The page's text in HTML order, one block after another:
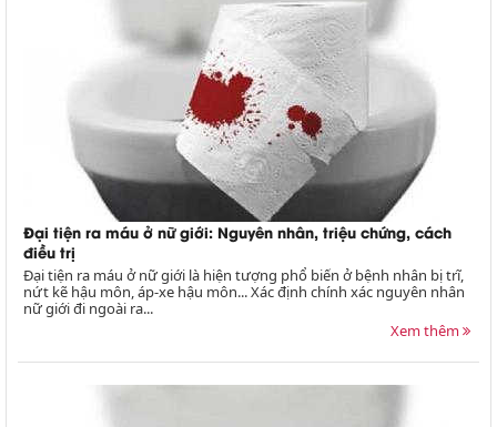
Đại tiện ra máu ở nữ giới: Nguyên nhân, triệu chứng, cách
điều trị
Đại tiện ra máu ở nữ giới là hiện tượng phổ biến ở bệnh nhân bị trĩ,
nứt kẽ hậu môn, áp-xe hậu môn... Xác định chính xác nguyên nhân
nữ giới đi ngoài ra...
Xem thêm